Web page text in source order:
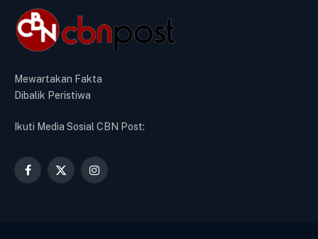
Mewartakan Fakta
Dibalik Peristiwa
Ikuti Media Sosial CBN Post:
Facebook
X
Instagram